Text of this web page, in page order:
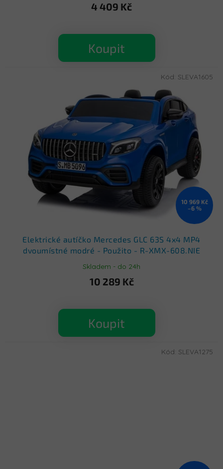
4 409 Kč
Koupit
10 969 Kč
–6 %
Elektrické autíčko Mercedes GLC 63S 4x4 MP4
dvoumístné modré - Použito - R-XMX-608.NIE
Skladem - do 24h
10 289 Kč
Koupit
Kód: SLEVA1605
Kód: SLEVA1275